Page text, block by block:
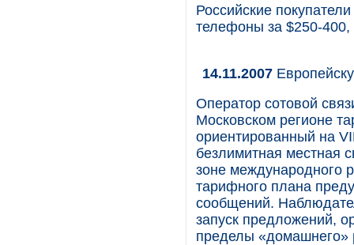
Российские
телефоны за $250-
14.11.2007
Оператор сотовой
Московском регионе
ориентированный на
безлимитная местная
зоне международного
тарифного плана
сообщений.
запуск предложений,
пределы «домашнего»